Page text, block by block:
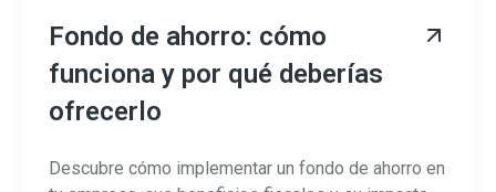
Fondo de ahorro: cómo
funciona y por qué deberías
ofrecerlo
Descubre cómo implementar un fondo de ahorro en